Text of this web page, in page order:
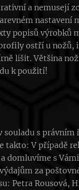
a nemusejí
nastavení
popisů
ostří u
lišit. Většina
k použití!
s právním
takto: V případě
domluvíme s
za
Petra Rousová,